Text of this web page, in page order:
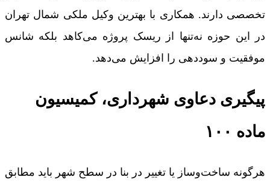
تخصصی دارند. همکاری با بهترین وکیل ملکی شمال تهران
در این حوزه نه‌تنها از ریسک پروژه می‌کاهد بلکه شانس
موفقیت و سوددهی را افزایش می‌دهد.
پیگیری دعاوی شهرداری، کمیسیون
ماده ۱۰۰
هرگونه ساخت‌وساز یا تغییر در بنا در سطح شهر باید مطابق